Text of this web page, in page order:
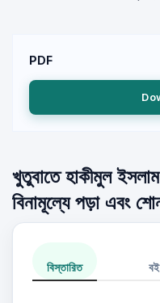
PDF
খুতুবাতে হাকীমুল
বিনামূল্যে পড়া এবং
বিস্তারিত বই